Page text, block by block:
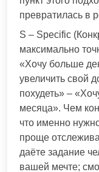
превратилась в
S – Specific
максимально
«Хочу больше
увеличить свой
похудеть» –
месяца». Чем
что именно
проще
даёте задание
вашей мечте;